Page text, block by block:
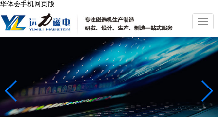
华体会手机网页版
切
换
导
航